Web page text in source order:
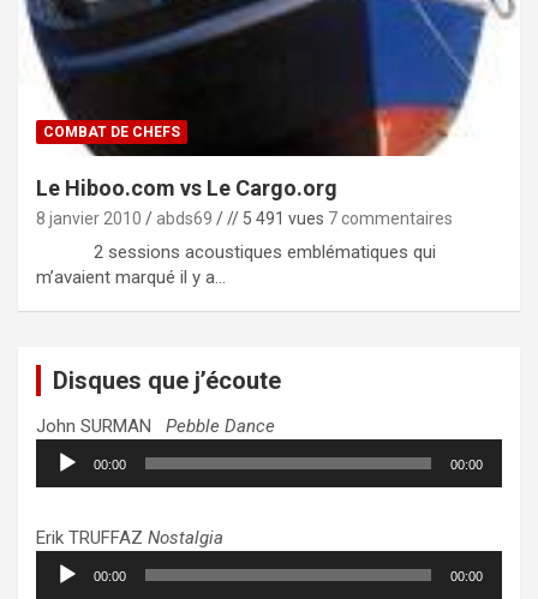
COMBAT DE CHEFS
Le Hiboo.com vs Le Cargo.org
8 janvier 2010 abds69 // 5 491 vues 7 commentaires
2 sessions acoustiques emblématiques qui
m’avaient marqué il y a…
Disques que j’écoute
John SURMAN Pebble Dance
Lecteur
audio
00:00 00:00
Erik TRUFFAZ Nostalgia
Lecteur
audio
00:00 00:00